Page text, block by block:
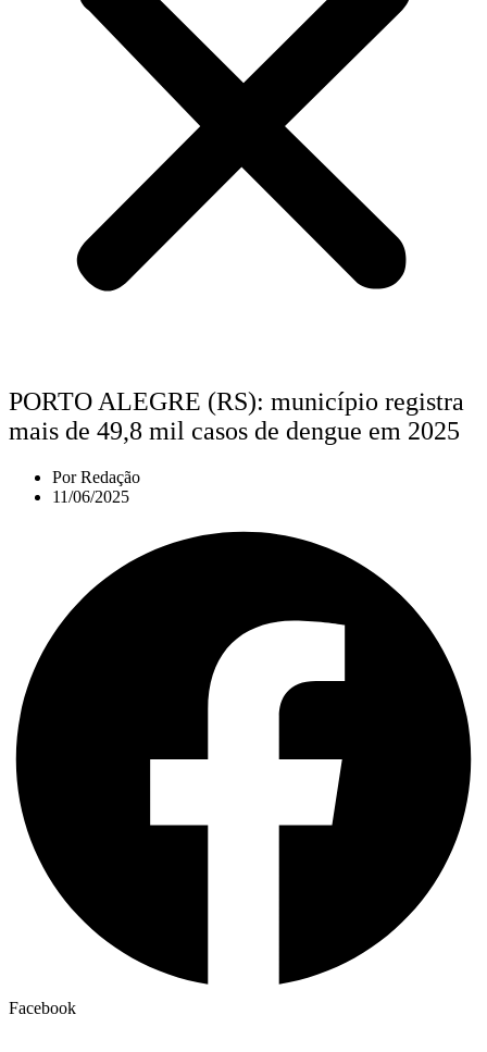
PORTO ALEGRE (RS): município registra
mais de 49,8 mil casos de dengue em 2025
PorRedação
11/06/2025
Facebook